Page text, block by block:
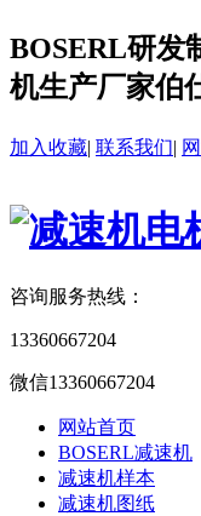
BOSERL研发
机生产厂家伯
加入收藏| 联系我们|
咨询服务热线：
13360667204
微信13360667204
网站首页
BOSERL减速机
减速机样本
减速机图纸